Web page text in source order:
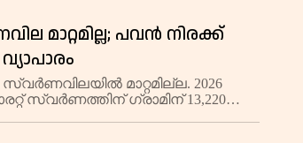
മാറ്റമില്ല; പവന്‍ നിരക്ക്
മാറ്റമില്ല. 2026
സ്വർണത്തിന് ഗ്രാമിന് 13,220